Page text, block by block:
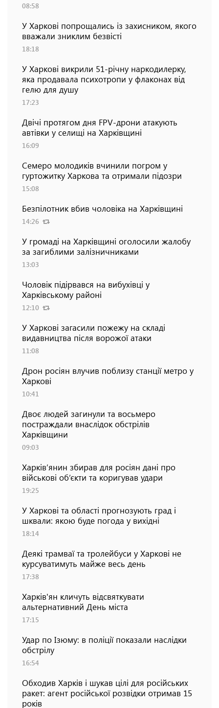
08:58
У Харкові попрощались із захисником, якого
вважали зниклим безвісті
18:18
У Харкові викрили 51-річну наркодилерку,
яка продавала психотропи у флаконах від
гелю для душу
17:23
Двічі протягом дня FPV-дрони атакують
автівки у селищі на Харківщині
16:09
Семеро молодиків вчинили погром у
гуртожитку Харкова та отримали підозри
15:08
Безпілотник вбив чоловіка на Харківщині
14:26
У громаді на Харківщині оголосили жалобу
за загиблими залізничниками
13:03
Чоловік підірвався на вибухівці у
Харківському районі
12:10
У Харкові загасили пожежу на складі
видавництва після ворожої атаки
11:08
Дрон росіян влучив поблизу станції метро у
Харкові
10:41
Двоє людей загинули та восьмеро
постраждали внаслідок обстрілів
Харківщини
09:03
Харків’янин збирав для росіян дані про
військові об’єкти та коригував удари
19:25
У Харкові та області прогнозують град і
шквали: якою буде погода у вихідні
18:14
Деякі трамваї та тролейбуси у Харкові не
курсуватимуть майже весь день
17:38
Харків'ян кличуть відсвяткувати
альтернативний День міста
17:15
Удар по Ізюму: в поліції показали наслідки
обстрілу
16:54
Обходив Харків і шукав цілі для російських
ракет: агент російської розвідки отримав 15
років